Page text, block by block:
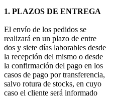
1. PLAZOS DE ENTREGA
El envío de los pedidos se
realizará en un plazo de entre
dos y siete días laborables desde
la recepción del mismo o desde
la confirmación del pago en los
casos de pago por transferencia,
salvo rotura de stocks, en cuyo
caso el cliente será informado